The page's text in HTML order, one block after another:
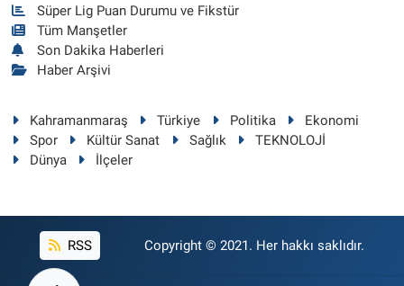
Süper Lig Puan Durumu ve Fikstür
Tüm Manşetler
Son Dakika Haberleri
Haber Arşivi
Kahramanmaraş Türkiye Politika
Ekonomi
Spor
Kültür Sanat Sağlık
TEKNOLOJİ
Dünya
İlçeler
RSS Copyright © 2021. Her hakkı saklıdır.